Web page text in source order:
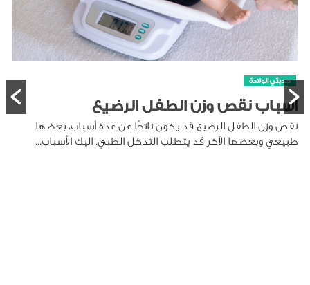
حديثي الولادة
أسباب نقص وزن الطفل الرضيع
نقص وزن الطفل الرضيع قد يكون ناتجًا عن عدة أسباب، بعضها
طبيعي وبعضها الآخر قد يتطلب التدخل الطبي. اليك الأسباب...